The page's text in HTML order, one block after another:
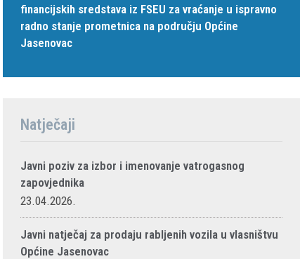
financijskih sredstava iz FSEU za vraćanje u ispravno
radno stanje prometnica na području Općine
Jasenovac
Natječaji
Javni poziv za izbor i imenovanje vatrogasnog
zapovjednika
23.04.2026.
Javni natječaj za prodaju rabljenih vozila u vlasništvu
Općine Jasenovac